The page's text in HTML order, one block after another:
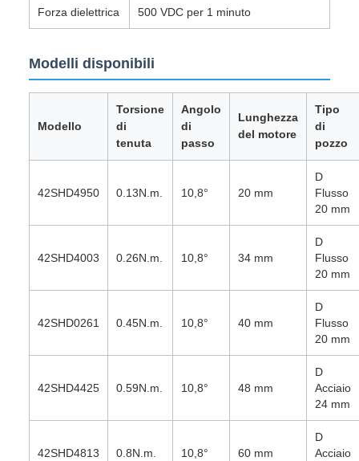
Forza dielettrica 500 VDC per 1 minuto
Modelli disponibili
Modello
Torsione
di
tenuta
Angolo
di
passo
Lunghezza
del motore
Tipo
di
pozzo
42SHD4950 0.13N.m. 10,8° 20 mm
D
Flusso
20 mm
42SHD4003 0.26N.m. 10,8° 34 mm
D
Flusso
20 mm
42SHD0261 0.45N.m. 10,8° 40 mm
D
Flusso
20 mm
42SHD4425 0.59N.m. 10,8° 48 mm
D
Acciaio
24 mm
42SHD4813 0.8N.m. 10,8° 60 mm
D
Acciaio